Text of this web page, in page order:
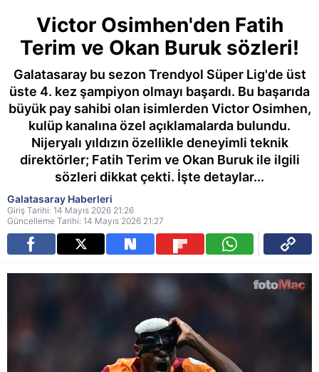
Victor Osimhen'den Fatih
Terim ve Okan Buruk sözleri!
Galatasaray bu sezon Trendyol Süper Lig'de üst
üste 4. kez şampiyon olmayı başardı. Bu başarıda
büyük pay sahibi olan isimlerden Victor Osimhen,
kulüp kanalına özel açıklamalarda bulundu.
Nijeryalı yıldızın özellikle deneyimli teknik
direktörler; Fatih Terim ve Okan Buruk ile ilgili
sözleri dikkat çekti. İşte detaylar...
Galatasaray Haberleri
Giriş Tarihi: 14 Mayıs 2026 21:26
Güncelleme Tarihi: 14 Mayıs 2026 21:27